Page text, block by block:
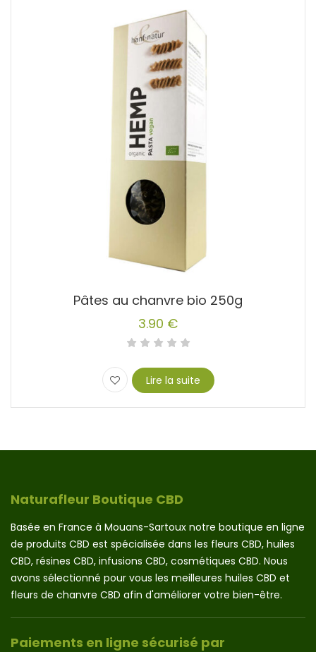
Pâtes au chanvre bio 250g
3.90 €
Lire la suite
Naturafleur Boutique CBD
Basée en France à Mouans-Sartoux notre boutique en ligne
de produits CBD est spécialisée dans les fleurs CBD, huiles
CBD, résines CBD, infusions CBD, cosmétiques CBD. Nous
avons sélectionné pour vous les meilleures huiles CBD et
fleurs de chanvre CBD afin d'améliorer votre bien-être.
Paiements en ligne sécurisé par